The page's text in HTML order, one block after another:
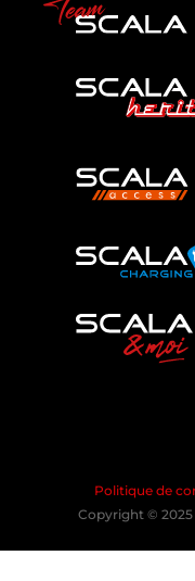
Politique de
Copyright © 2025